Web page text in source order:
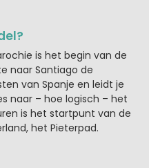
is het begin van de
naar Santiago de
van Spanje en leidt je
naar – hoe logisch – het
is het startpunt van de
het Pieterpad.